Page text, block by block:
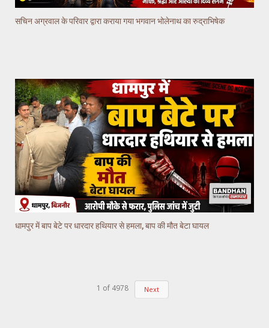
सचिन अग्रवाल के परिवार द्वारा कराया गया भगवान भोलेनाथ का रुद्राभिषेक
धामपुर में बाप बेटे पर धारदार हथियार से हमला, बाप की मौत बेटा घायल
1 of 4978 Next